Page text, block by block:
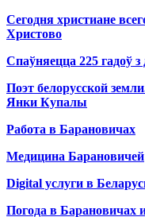
Сегодня христиане
Христово
Спаўняецца 225 гадоў
Поэт белорусской
Янки Купалы
Работа в Барановичах
Медицина Барановичей
Digital услуги в
Погода в Барановичах